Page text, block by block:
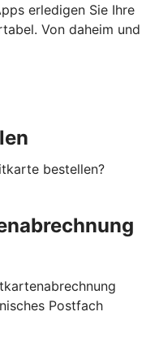
erledigen Sie Ihre
Von daheim und
bestellen?
Postfach